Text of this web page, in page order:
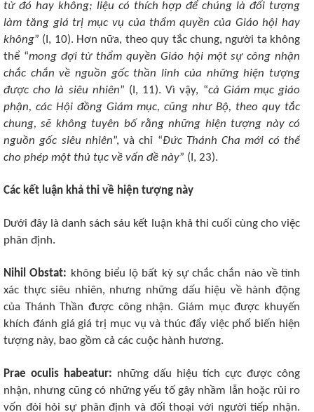
từ đó hay không; liệu có thích hợp để chúng là đối tượng
làm tăng giá trị mục vụ của thẩm quyền của Giáo hội hay
không” (I, 10). Hơn nữa, theo quy tắc chung, người ta không
thể “mong đợi từ thẩm quyền Giáo hội một sự công nhận
chắc chắn về nguồn gốc thần linh của những hiện tượng
được cho là siêu nhiên” (I, 11). Vì vậy, “cả Giám mục giáo
phận, các Hội đồng Giám mục, cũng như Bộ, theo quy tắc
chung, sẽ không tuyên bố rằng những hiện tượng này có
nguồn gốc siêu nhiên”, và chỉ “Đức Thánh Cha mới có thể
cho phép một thủ tục về vấn đề này” (I, 23).
Các kết luận khả thi về hiện tượng này
Dưới đây là danh sách sáu kết luận khả thi cuối cùng cho việc
phân định.
Nihil Obstat: không biểu lộ bất kỳ sự chắc chắn nào về tính
xác thực siêu nhiên, nhưng những dấu hiệu về hành động
của Thánh Thần được công nhận. Giám mục được khuyến
khích đánh giá giá trị mục vụ và thúc đẩy việc phổ biến hiện
tượng này, bao gồm cả các cuộc hành hương.
Prae oculis habeatur: những dấu hiệu tích cực được công
nhận, nhưng cũng có những yếu tố gây nhầm lẫn hoặc rủi ro
vốn đòi hỏi sự phân định và đối thoại với người tiếp nhận.